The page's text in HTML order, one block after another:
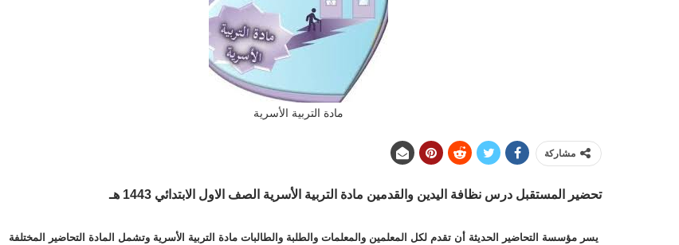
مادة التربية الأسرية
مشاركة
تحضير المستقبل درس نظافة اليدين والقدمين مادة التربية الأسرية الصف الاول الابتدائي 1443 هـ
يسر مؤسسة التحاضير الحديثة أن تقدم لكل المعلمين والمعلمات والطلبة والطالبات مادة التربية الأسرية وتشمل المادة التحاضير المختلفة